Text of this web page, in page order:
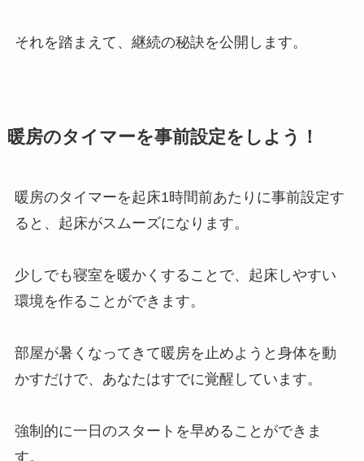
それを踏まえて、継続の秘訣を公開します。
暖房のタイマーを事前設定をしよう！
暖房のタイマーを起床1時間前あたりに事前設定す
ると、起床がスムーズになります。
少しでも寝室を暖かくすることで、起床しやすい
環境を作ることができます。
部屋が暑くなってきて暖房を止めようと身体を動
かすだけで、あなたはすでに覚醒しています。
強制的に一日のスタートを早めることができま
す。